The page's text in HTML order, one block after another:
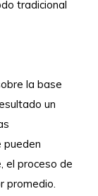
tradicional
la base
un
pueden
el proceso de
promedio.